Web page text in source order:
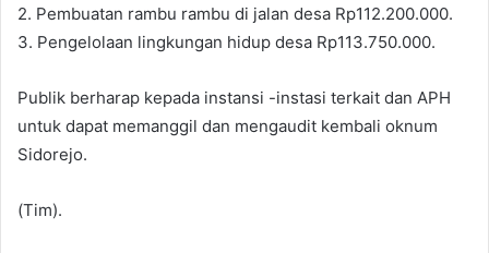
2. Pembuatan rambu rambu di jalan desa Rp112.200.000.
3. Pengelolaan lingkungan hidup desa Rp113.750.000.
Publik berharap kepada instansi -instasi terkait dan APH
untuk dapat memanggil dan mengaudit kembali oknum
Sidorejo.
(Tim).